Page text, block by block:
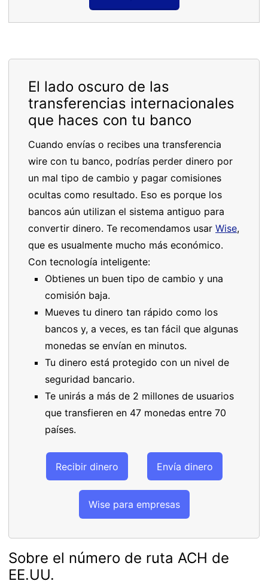
El lado oscuro de las
transferencias internacionales
que haces con tu banco
Cuando envías o recibes una transferencia
wire con tu banco, podrías perder dinero por
un mal tipo de cambio y pagar comisiones
ocultas como resultado. Eso es porque los
bancos aún utilizan el sistema antiguo para
convertir dinero. Te recomendamos usar Wise,
que es usualmente mucho más económico.
Con tecnología inteligente:
Obtienes un buen tipo de cambio y una
comisión baja.
Mueves tu dinero tan rápido como los
bancos y, a veces, es tan fácil que algunas
monedas se envían en minutos.
Tu dinero está protegido con un nivel de
seguridad bancario.
Te unirás a más de 2 millones de usuarios
que transfieren en 47 monedas entre 70
países.
Recibir dinero Envía dinero
Wise para empresas
Sobre el número de ruta ACH de
EE.UU.